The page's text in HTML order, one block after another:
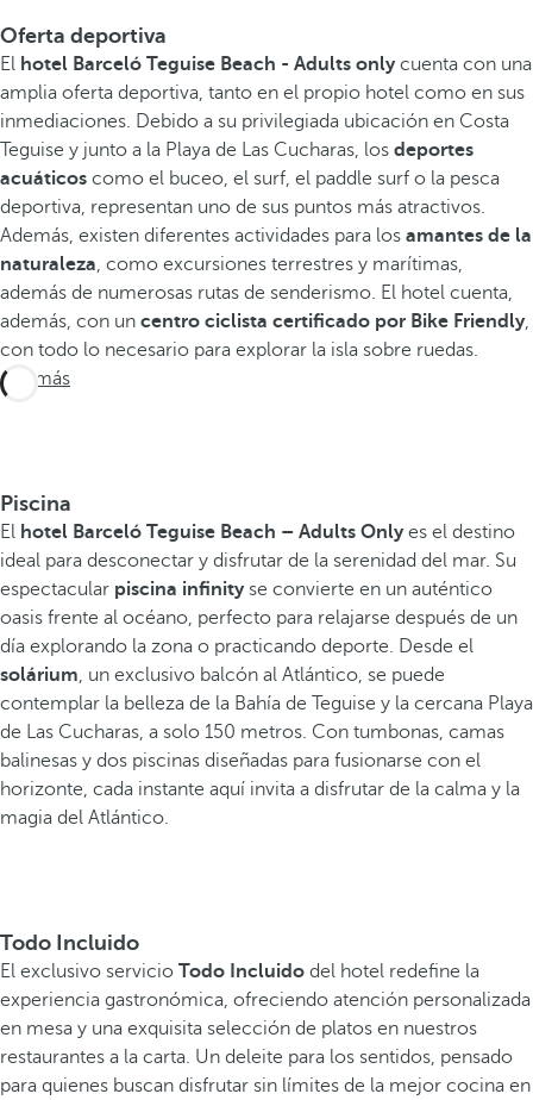
Oferta deportiva
El hotel Barceló Teguise Beach - Adults onlycuenta con una
amplia oferta deportiva, tanto en el propio hotel como en sus
inmediaciones. Debido a su privilegiada ubicación en Costa
Teguise y junto a la Playa de Las Cucharas, los deportes
acuáticos como el buceo, el surf, el paddle surf o la pesca
deportiva, representan uno de sus puntos más atractivos.
Además, existen diferentes actividades para los amantes de la
naturaleza, como excursiones terrestres y marítimas,
además de numerosas rutas de senderismo. El hotel cuenta,
además, con un centro ciclista certificado por Bike Friendly,
con todo lo necesario para explorar la isla sobre ruedas.
Ver más
Piscina
El hotel Barceló Teguise Beach – Adults Onlyes el destino
ideal para desconectar y disfrutar de la serenidad del mar. Su
espectacular piscina infinityse convierte en un auténtico
oasis frente al océano, perfecto para relajarse después de un
día explorando la zona o practicando deporte. Desde el
solárium, un exclusivo balcón al Atlántico, se puede
contemplar la belleza de la Bahía de Teguise y la cercana Playa
de Las Cucharas, a solo 150 metros. Con tumbonas, camas
balinesas y dos piscinas diseñadas para fusionarse con el
horizonte, cada instante aquí invita a disfrutar de la calma y la
magia del Atlántico.
Todo Incluido
El exclusivo servicio Todo Incluido del hotel redefine la
experiencia gastronómica, ofreciendo atención personalizada
en mesa y una exquisita selección de platos en nuestros
restaurantes a la carta. Un deleite para los sentidos, pensado
para quienes buscan disfrutar sin límites de la mejor cocina en